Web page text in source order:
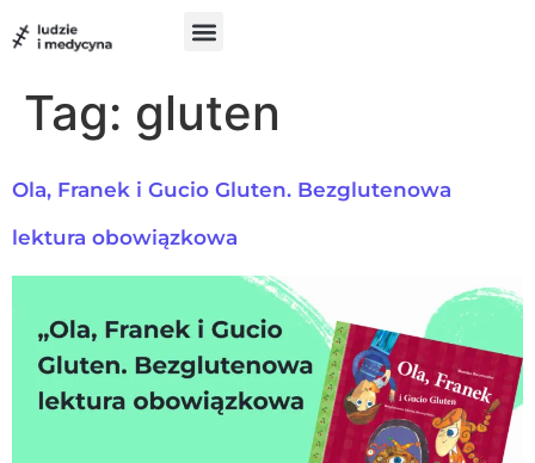
treści
Tag: gluten
Ola, Franek i Gucio Gluten. Bezglutenowa
lektura obowiązkowa